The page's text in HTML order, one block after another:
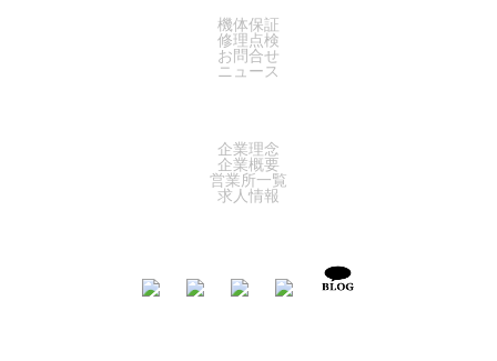
機体保証
修理点検
お問合せ
ニュース
企業理念
企業概要
営業所一覧
求人情報